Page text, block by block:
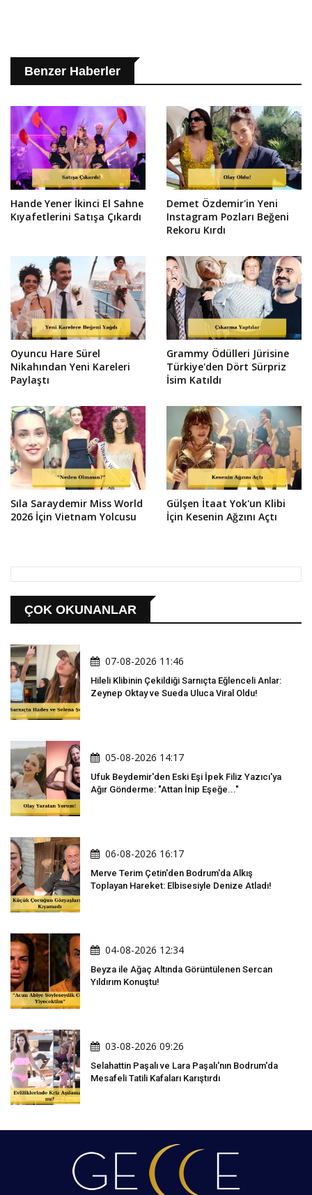
Benzer Haberler
Hande Yener İkinci El Sahne
Kıyafetlerini Satışa Çıkardı
Demet Özdemir'in Yeni
Instagram Pozları Beğeni
Rekoru Kırdı
Oyuncu Hare Sürel
Nikahından Yeni Kareleri
Paylaştı
Grammy Ödülleri Jürisine
Türkiye'den Dört Sürpriz
İsim Katıldı
Sıla Saraydemir Miss World
2026 İçin Vietnam Yolcusu
Gülşen İtaat Yok'un Klibi
İçin Kesenin Ağzını Açtı
ÇOK OKUNANLAR
07-08-2026 11:46
Hileli Klibinin Çekildiği Sarnıçta Eğlenceli Anlar:
Zeynep Oktay ve Sueda Uluca Viral Oldu!
05-08-2026 14:17
Ufuk Beydemir'den Eski Eşi İpek Filiz Yazıcı'ya
Ağır Gönderme: "Attan İnip Eşeğe..."
06-08-2026 16:17
Merve Terim Çetin'den Bodrum'da Alkış
Toplayan Hareket: Elbisesiyle Denize Atladı!
04-08-2026 12:34
Beyza ile Ağaç Altında Görüntülenen Sercan
Yıldırım Konuştu!
03-08-2026 09:26
Selahattin Paşalı ve Lara Paşalı'nın Bodrum'da
Mesafeli Tatili Kafaları Karıştırdı